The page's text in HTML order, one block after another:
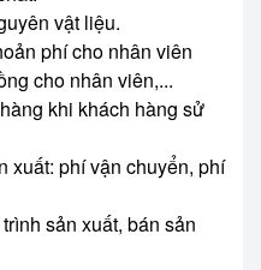
vật liệu.
phí cho nhân viên
cho nhân viên,...
khi khách hàng sử
xuất: phí vận chuyển, phí
sản xuất, bán sản